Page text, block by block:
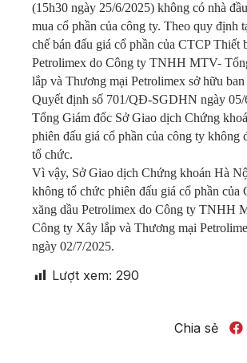
(15h30 ngày 25/6/2025) không có nhà
mua cổ phần của công ty. Theo quy định
chế bán đấu giá cổ phần của CTCP Thiết
Petrolimex do Công ty TNHH MTV-
lắp và Thương mại Petrolimex sở hữu
Quyết định số 701/QĐ-SGDHN ngày 05/
Tổng Giám đốc Sở Giao dịch Chứng
phiên đấu giá cổ phần của công ty không
tổ chức.
Vì vậy, Sở Giao dịch Chứng khoán Hà
không tổ chức phiên đấu giá cổ phần của
xăng dầu Petrolimex do Công ty TNHH
Công ty Xây lắp và Thương mại
ngày 02/7/2025.
Lượt xem: 290
Chia sẻ